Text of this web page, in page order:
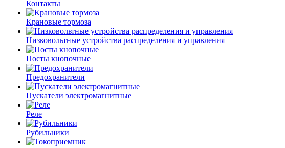
Контакты
Крановые тормоза
Низковольтные устройства распределения и управления
Посты кнопочные
Предохранители
Пускатели электромагнитные
Реле
Рубильники